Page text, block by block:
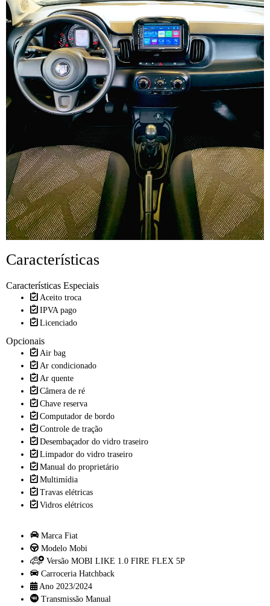
Características
Características Especiais
Aceito troca
IPVA pago
Licenciado
Opcionais
Air bag
Ar condicionado
Ar quente
Câmera de ré
Chave reserva
Computador de bordo
Controle de tração
Desembaçador do vidro traseiro
Limpador do vidro traseiro
Manual do proprietário
Multimídia
Travas elétricas
Vidros elétricos
Marca Fiat
Modelo Mobi
Versão MOBI LIKE 1.0 FIRE FLEX 5P
Carroceria Hatchback
Ano 2023/2024
Transmissão Manual